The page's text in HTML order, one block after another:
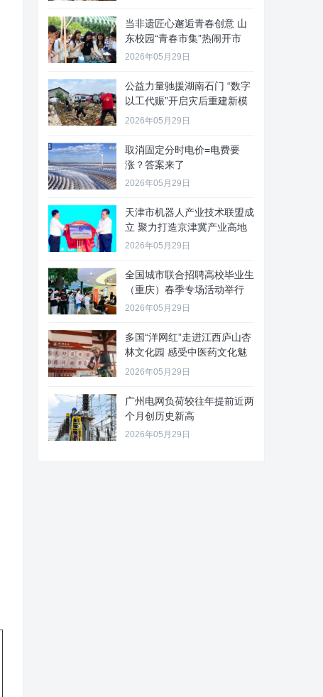
当非遗匠心邂逅青春创意 山
东校园“青春市集”热闹开市
2026年05月29日
公益力量驰援湖南石门 “数字
以工代赈”开启灾后重建新模
式
2026年05月29日
取消固定分时电价=电费要
涨？答案来了
2026年05月29日
天津市机器人产业技术联盟成
立 聚力打造京津冀产业高地
2026年05月29日
全国城市联合招聘高校毕业生
（重庆）春季专场活动举行
2026年05月29日
多国“洋网红”走进江西庐山杏
林文化园 感受中医药文化魅
力
2026年05月29日
广州电网负荷较往年提前近两
个月创历史新高
2026年05月29日